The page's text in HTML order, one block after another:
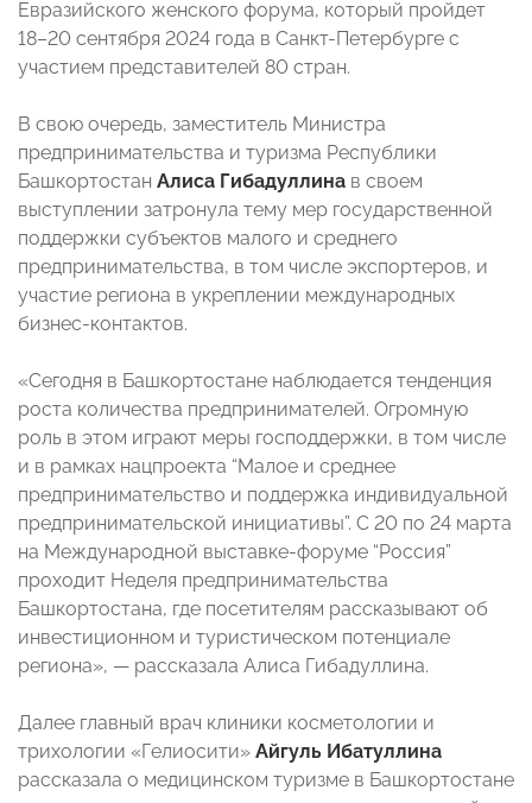
Евразийского женского форума, который пройдет
18–20 сентября 2024 года в Санкт-Петербурге с
участием представителей 80 стран.
В свою очередь, заместитель Министра
предпринимательства и туризма Республики
Башкортостан Алиса Гибадуллина в своем
выступлении затронула тему мер государственной
поддержки субъектов малого и среднего
предпринимательства, в том числе экспортеров, и
участие региона в укреплении международных
бизнес-контактов.
«Сегодня в Башкортостане наблюдается тенденция
роста количества предпринимателей. Огромную
роль в этом играют меры господдержки, в том числе
и в рамках нацпроекта “Малое и среднее
предпринимательство и поддержка индивидуальной
предпринимательской инициативы”. С 20 по 24 марта
на Международной выставке-форуме “Россия”
проходит Неделя предпринимательства
Башкортостана, где посетителям рассказывают об
инвестиционном и туристическом потенциале
региона», — рассказала Алиса Гибадуллина.
Далее главный врач клиники косметологии и
трихологии «Гелиосити» Айгуль Ибатуллина
рассказала о медицинском туризме в Башкортостане